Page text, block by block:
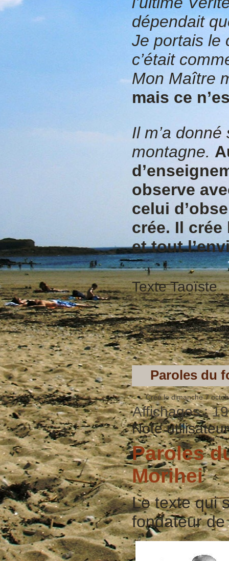
dépendait
Je portais le
c’était
Mon Maître
mais ce
Il m’a
montagne.
observe
celui
crée. Il crée
et tout
Texte Taoïste
Catégorie :Autour de
Paroles du
Créé le dimanche 7
Affichages :
Note
Paroles
Morihei
Le texte qui
fondateur